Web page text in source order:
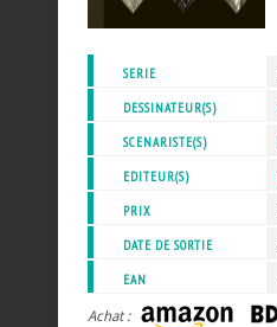
SERIE
DESSINATEUR(S)
SCENARISTE(S)
EDITEUR(S)
PRIX
DATE DE SORTIE
EAN
Achat :